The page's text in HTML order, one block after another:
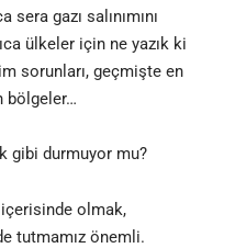
gazı salınımını
ülkeler için ne yazık ki
sorunları, geçmişte en
bölgeler…
gibi durmuyor mu?
olmak,
tutmamız önemli.